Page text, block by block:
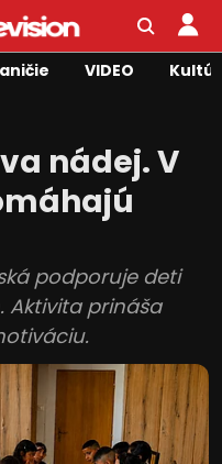
VIDEO
nádej. V
podporuje deti
prináša